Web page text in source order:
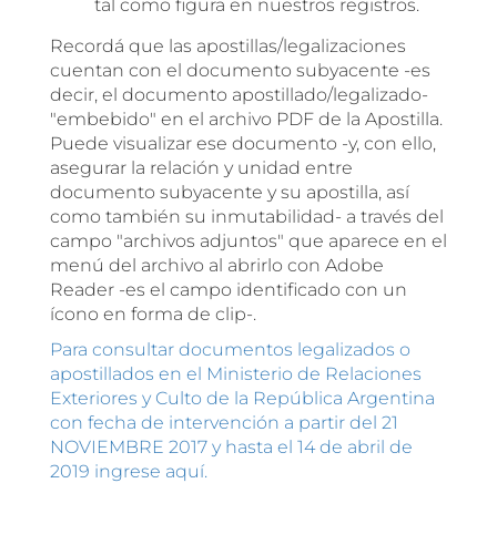
tal como figura en nuestros registros.
Recordá que las apostillas/legalizaciones
cuentan con el documento subyacente -es
decir, el documento apostillado/legalizado-
"embebido" en el archivo PDF de la Apostilla.
Puede visualizar ese documento -y, con ello,
asegurar la relación y unidad entre
documento subyacente y su apostilla, así
como también su inmutabilidad- a través del
campo "archivos adjuntos" que aparece en el
menú del archivo al abrirlo con Adobe
Reader -es el campo identificado con un
ícono en forma de clip-.
Para consultar documentos legalizados o
apostillados en el Ministerio de Relaciones
Exteriores y Culto de la República Argentina
con fecha de intervención a partir del 21
NOVIEMBRE 2017 y hasta el 14 de abril de
2019 ingrese aquí.